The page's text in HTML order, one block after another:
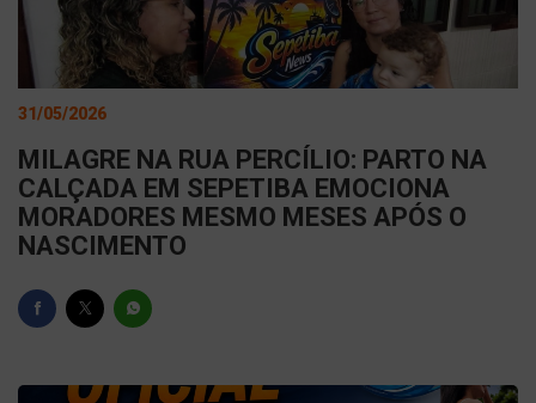
31/05/2026
MILAGRE NA RUA PERCÍLIO: PARTO NA
CALÇADA EM SEPETIBA EMOCIONA
MORADORES MESMO MESES APÓS O
NASCIMENTO